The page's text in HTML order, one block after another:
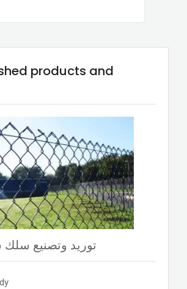
products and
توريد وتصنيع